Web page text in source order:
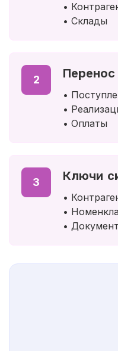
•
• Склады
2
•
•
• Оплаты
3 Ключи
•
•
•